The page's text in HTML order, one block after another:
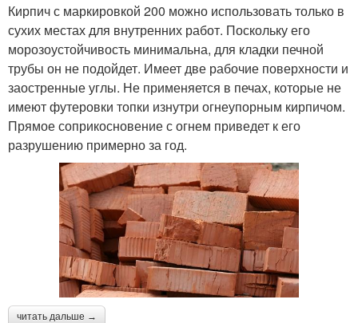
Кирпич с маркировкой 200 можно использовать только в
сухих местах для внутренних работ. Поскольку его
морозоустойчивость минимальна, для кладки печной
трубы он не подойдет. Имеет две рабочие поверхности и
заостренные углы. Не применяется в печах, которые не
имеют футеровки топки изнутри огнеупорным кирпичом.
Прямое соприкосновение с огнем приведет к его
разрушению примерно за год.
читать дальше →